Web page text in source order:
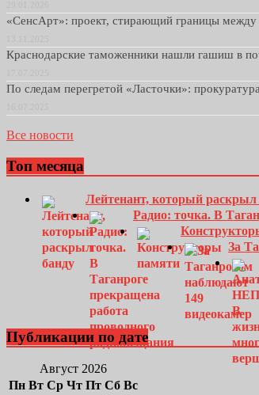
«СенсАрт»: проект, стирающий границы между
Краснодарские таможенники нашли гашиш в
По следам перегретой «Ласточки»:
Все новости
Топ месяца
Лейтенант, который раскрыл
Радио: точка. В
За
Публикации по дате
Август 2026
Пн Вт Ср Чт Пт Сб Вс